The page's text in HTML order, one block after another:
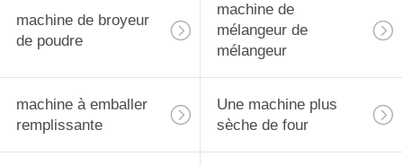
machine de broyeur
de poudre
machine de
mélangeur de
mélangeur
machine à emballer
remplissante
Une machine plus
sèche de four